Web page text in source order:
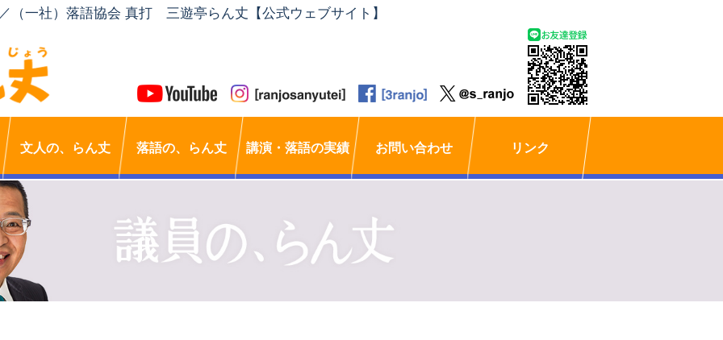
（一社）落語協会 真打 三遊亭らん丈【公式ウェブサイト】
文人の、らん丈 落語の、らん丈 講演・落語の実績 お問い合わせ リンク